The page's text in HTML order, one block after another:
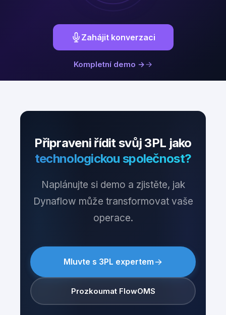
Zahájit konverzaci
Kompletní demo →
Připraveni řídit svůj 3PL jako
technologickou společnost?
Naplánujte si demo a zjistěte, jak
Dynaflow může transformovat vaše
operace.
Mluvte s 3PL expertem
Prozkoumat FlowOMS